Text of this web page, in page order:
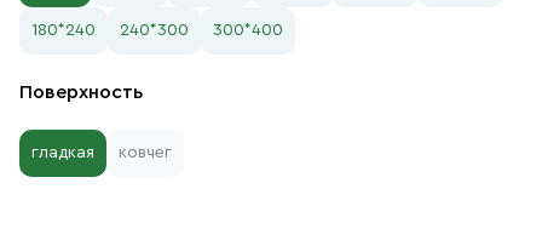
180*240 240*300 300*400
Поверхность
гладкая ковчег